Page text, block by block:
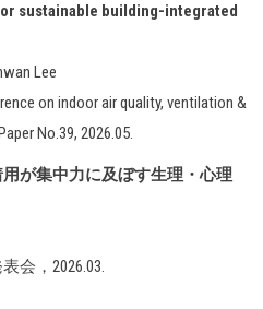
sustainable building-integrated
Lee
on indoor air quality, ventilation &
No.39, 2026.05.
が集中力に及ぼす生理・心理
会，2026.03.